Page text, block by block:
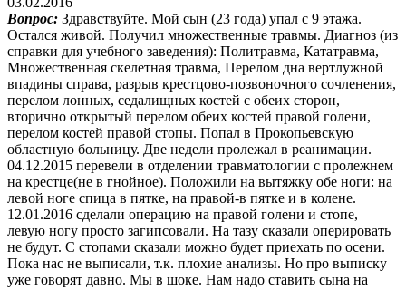
Вопрос: Здравствуйте. Мой сын (23 года) упал с 9 этажа.
Остался живой. Получил множественные травмы. Диагноз (из
справки для учебного заведения): Политравма, Кататравма,
Множественная скелетная травма, Перелом дна вертлужной
впадины справа, разрыв крестцово-позвоночного сочленения,
перелом лонных, седалищных костей с обеих сторон,
вторично открытый перелом обеих костей правой голени,
перелом костей правой стопы. Попал в Прокопьевскую
областную больницу. Две недели пролежал в реанимации.
04.12.2015 перевели в отделении травматологии с пролежнем
на крестце(не в гнойное). Положили на вытяжку обе ноги: на
левой ноге спица в пятке, на правой-в пятке и в колене.
12.01.2016 сделали операцию на правой голени и стопе,
левую ногу просто загипсовали. На тазу сказали оперировать
не будут. С стопами сказали можно будет приехать по осени.
Пока нас не выписали, т.к. плохие анализы. Но про выписку
уже говорят давно. Мы в шоке. Нам надо ставить сына на